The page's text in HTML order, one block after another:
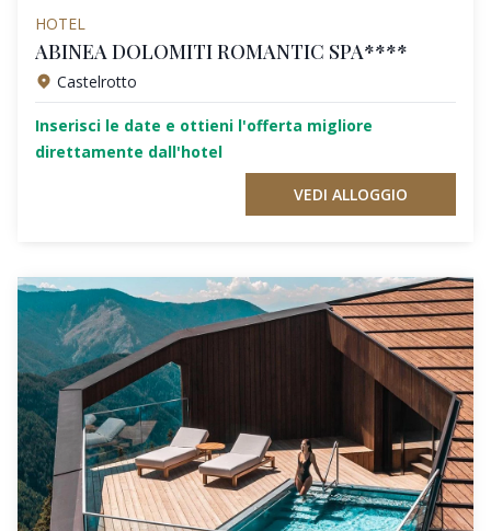
HOTEL
ABINEA DOLOMITI ROMANTIC SPA****
Castelrotto
Inserisci le date e ottieni l'offerta migliore
direttamente dall'hotel
VEDI ALLOGGIO